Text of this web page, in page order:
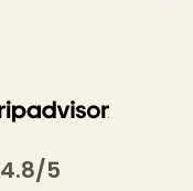
4.8/5